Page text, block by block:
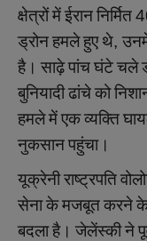
क्षेत्रोंमेंईराननिर्मित
ड्रोनहमलेहुए थे,
है। साढ़ेपांचघंटेचले
बुनियादीढांचेको
हमलेमेंएकव्यक्ति
नुकसानपहुंचा।
यूक्रेनीराष्ट्रपति
सेनाकेमजबूतकरने
बदलाहै। जेलेंस्कीने